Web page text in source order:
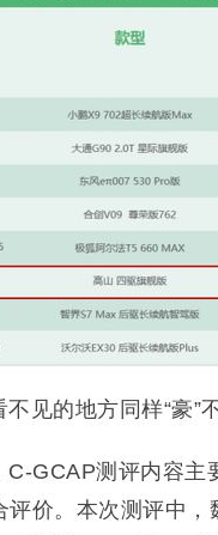
见的地方同样“豪”
C-GCAP测评内容主
评价。本次测评中